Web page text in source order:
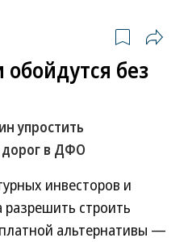
без
упростить
дорог в ДФО
инвесторов и
строить
альтернативы —